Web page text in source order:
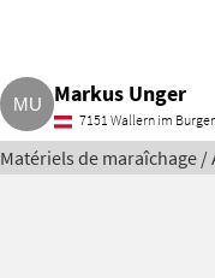
Markus Unger
7151 Wallern im
Matériels de maraîchage